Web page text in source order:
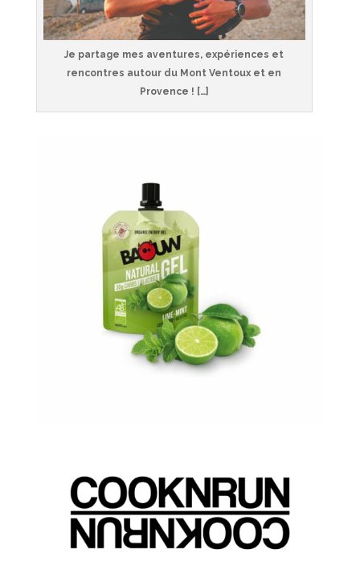
Je partage mes aventures, expériences et
rencontres autour du Mont Ventoux et en
Provence ! […]